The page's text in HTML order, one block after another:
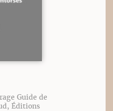
Guide de
Éditions